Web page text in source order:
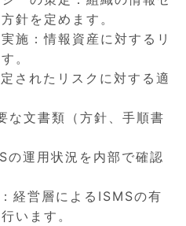
針を定めます。
施：情報資産に対するリ
。
されたリスクに対する適
な文書類（方針、手順書
の運用状況を内部で確認
経営層によるISMSの有
います。